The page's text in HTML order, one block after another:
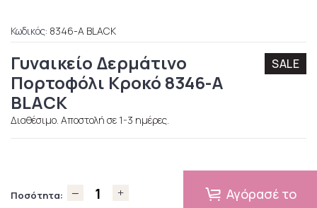
Κωδικός: 8346-A BLACK
Γυναικείο Δερμάτινο
Πορτοφόλι Κροκό 8346-A
BLACK
SALE
Διαθέσιμο. Αποστολή σε 1-3 ημέρες.
Ποσότητα: Αγόρασέ το